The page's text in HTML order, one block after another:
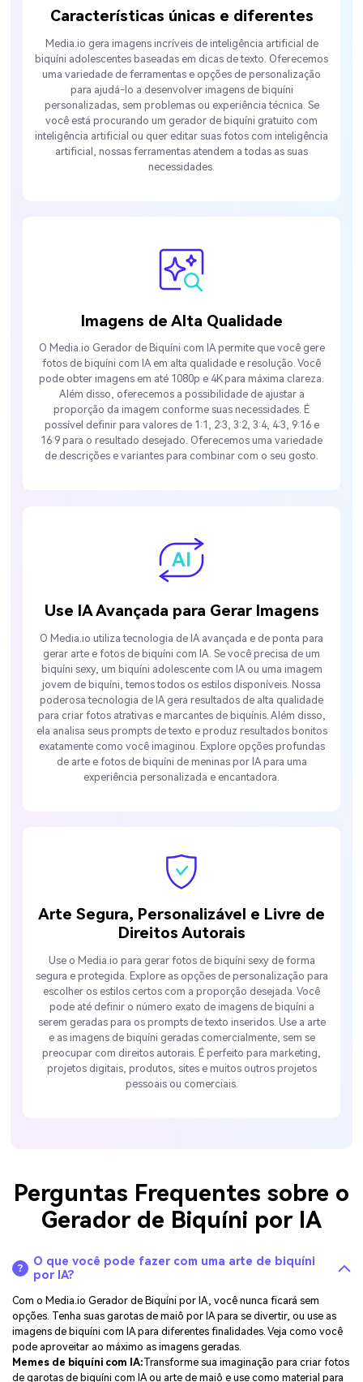
Características únicas e diferentes
Media.io gera imagens incríveis de inteligência artificial de
biquíni adolescentes baseadas em dicas de texto. Oferecemos
uma variedade de ferramentas e opções de personalização
para ajudá-lo a desenvolver imagens de biquíni
personalizadas, sem problemas ou experiência técnica. Se
você está procurando um gerador de biquíni gratuito com
inteligência artificial ou quer editar suas fotos com inteligência
artificial, nossas ferramentas atendem a todas as suas
necessidades.
Imagens de Alta Qualidade
O Media.io Gerador de Biquíni com IA permite que você gere
fotos de biquíni com IA em alta qualidade e resolução. Você
pode obter imagens em até 1080p e 4K para máxima clareza.
Além disso, oferecemos a possibilidade de ajustar a
proporção da imagem conforme suas necessidades. É
possível definir para valores de 1:1, 2:3, 3:2, 3:4, 4:3, 9:16 e
16:9 para o resultado desejado. Oferecemos uma variedade
de descrições e variantes para combinar com o seu gosto.
Use IA Avançada para Gerar Imagens
O Media.io utiliza tecnologia de IA avançada e de ponta para
gerar arte e fotos de biquíni com IA. Se você precisa de um
biquíni sexy, um biquíni adolescente com IA ou uma imagem
jovem de biquíni, temos todos os estilos disponíveis. Nossa
poderosa tecnologia de IA gera resultados de alta qualidade
para criar fotos atrativas e marcantes de biquínis. Além disso,
ela analisa seus prompts de texto e produz resultados bonitos
exatamente como você imaginou. Explore opções profundas
de arte e fotos de biquíni de meninas por IA para uma
experiência personalizada e encantadora.
Arte Segura, Personalizável e Livre de
Direitos Autorais
Use o Media.io para gerar fotos de biquíni sexy de forma
segura e protegida. Explore as opções de personalização para
escolher os estilos certos com a proporção desejada. Você
pode até definir o número exato de imagens de biquíni a
serem geradas para os prompts de texto inseridos. Use a arte
e as imagens de biquíni geradas comercialmente, sem se
preocupar com direitos autorais. É perfeito para marketing,
projetos digitais, produtos, sites e muitos outros projetos
pessoais ou comerciais.
Perguntas Frequentes sobre o
Gerador de Biquíni por IA
O que você pode fazer com uma arte de biquíni
por IA?
Com o Media.io Gerador de Biquíni por IA, você nunca ficará sem
opções. Tenha suas garotas de maiô por IA para se divertir, ou use as
imagens de biquíni com IA para diferentes finalidades. Veja como você
pode aproveitar ao máximo as imagens geradas.
Memes de biquíni com IA:Transforme sua imaginação para criar fotos
de garotas de biquíni com IA ou arte de maiô e use como material para